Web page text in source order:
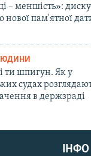
– меншість»:
нової пам'ятної
ти шпигун. Як у
судах
в держзраді
ІНФО